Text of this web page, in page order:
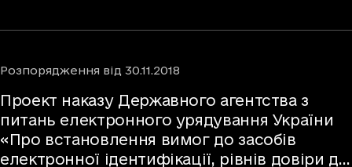
Розпорядження від 30.11.2018
Проект наказу Державного агентства з
питань електронного урядування України
«Про встановлення вимог до засобів
електронної ідентифікації, рівнів довіри до